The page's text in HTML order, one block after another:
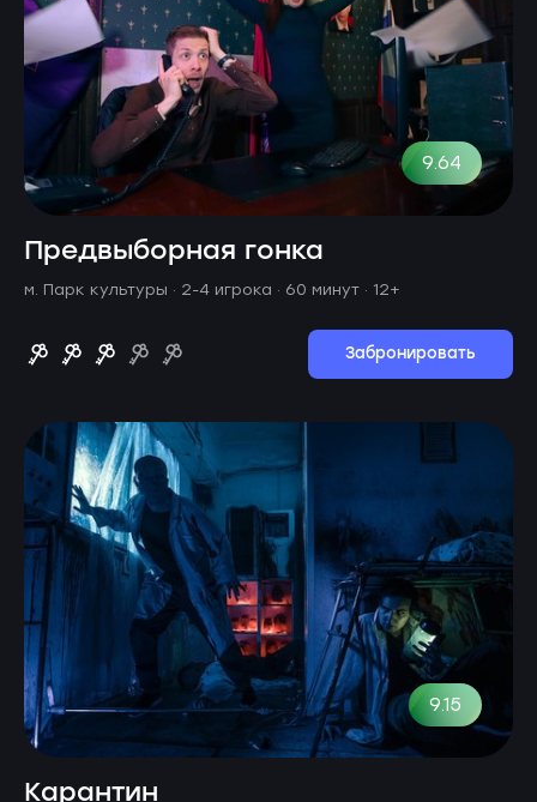
9.64
Предвыборная гонка
м. Парк культуры · 2-4 игрока · 60 минут · 12+
Забронировать
9.15
Карантин